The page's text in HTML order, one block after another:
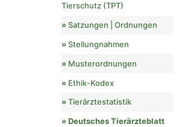
Tierschutz (TPT)
Satzungen | Ordnungen
Stellungnahmen
Musterordnungen
Ethik-Kodex
Tierärztestatistik
Deutsches Tierärzteblatt